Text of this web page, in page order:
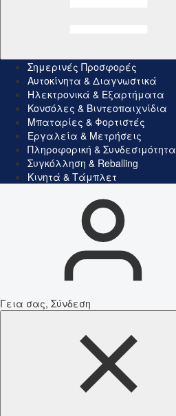
Σημερινές Προσφορές
Αυτοκίνητα & Διαγνωστικά
Ηλεκτρονικά & Εξαρτήματα
Κονσόλες & Βιντεοπαιχνίδια
Μπαταρίες & Φορτιστές
Εργαλεία & Μετρήσεις
Πληροφορική & Συνδεσιμότητα
Συγκόλληση & Reballing
Κινητά & Τάμπλετ
Γεια σας, Σύνδεση